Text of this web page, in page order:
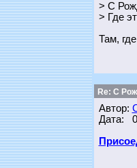
> С
> Где
Там,
Re: С
Автор:
Дата: